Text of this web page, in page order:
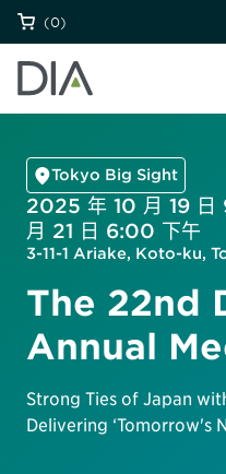
(0)
Tokyo Big Sight
2025 年 10 月 19
月 21 日 6:00 下午
3-11-1 Ariake, Koto-ku,
The 22nd
Annual
Strong Ties of Japan
Delivering ‘Tomorrow's